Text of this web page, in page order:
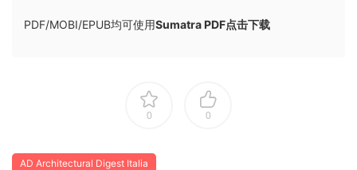
PDF/MOBI/EPUB均可使用Sumatra PDF点击下载
0 0
AD Architectural Digest Italia